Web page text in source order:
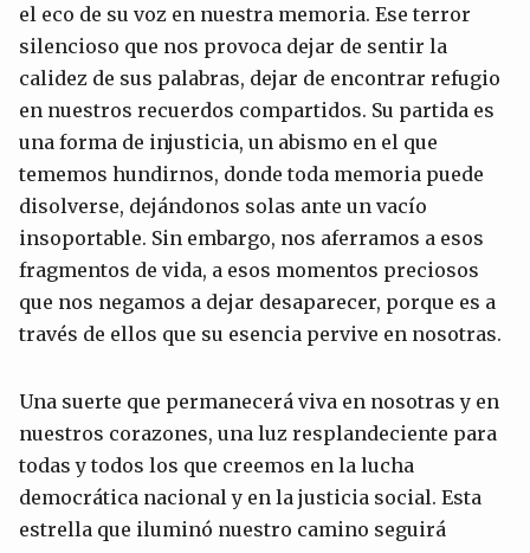
el eco de su voz en nuestra memoria. Ese terror
silencioso que nos provoca dejar de sentir la
calidez de sus palabras, dejar de encontrar refugio
en nuestros recuerdos compartidos. Su partida es
una forma de injusticia, un abismo en el que
tememos hundirnos, donde toda memoria puede
disolverse, dejándonos solas ante un vacío
insoportable. Sin embargo, nos aferramos a esos
fragmentos de vida, a esos momentos preciosos
que nos negamos a dejar desaparecer, porque es a
través de ellos que su esencia pervive en nosotras.
Una suerte que permanecerá viva en nosotras y en
nuestros corazones, una luz resplandeciente para
todas y todos los que creemos en la lucha
democrática nacional y en la justicia social. Esta
estrella que iluminó nuestro camino seguirá